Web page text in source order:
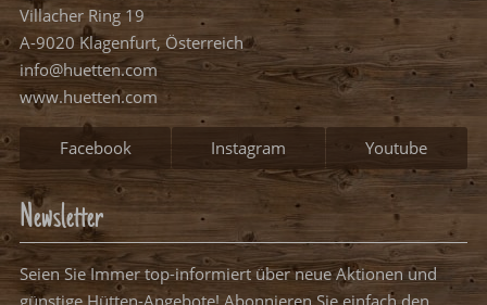
Villacher Ring 19
A-9020 Klagenfurt, Österreich
info@huetten.com
www.huetten.com
Facebook Instagram Youtube
Newsletter
Seien Sie Immer top-informiert über neue Aktionen und